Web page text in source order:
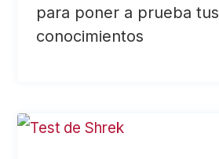
para poner a prueba tus
conocimientos